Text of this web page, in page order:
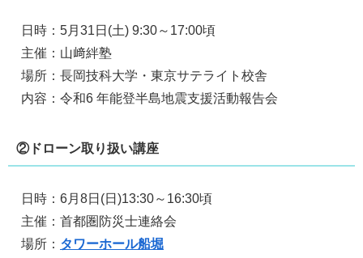
日時：5月31日(土) 9:30～17:00頃
主催：山﨑絆塾
場所：長岡技科大学・東京サテライト校舎
内容：令和6 年能登半島地震支援活動報告会
②ドローン取り扱い講座
日時：6月8日(日)13:30～16:30頃
主催：首都圏防災士連絡会
場所： タワーホール船堀